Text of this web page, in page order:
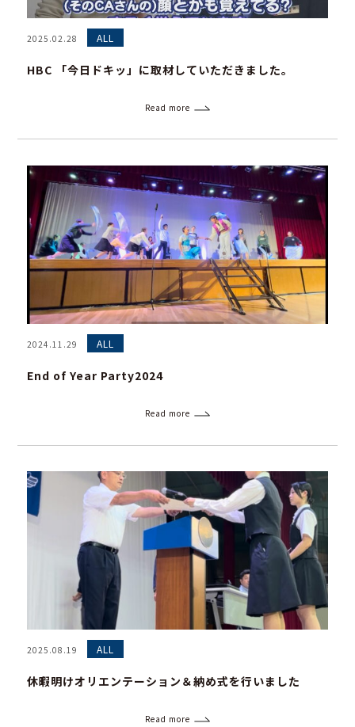
2025.02.28 ALL
HBC 「今日ドキッ」に取材していただきました。
Read more
2024.11.29 ALL
End of Year Party2024
Read more
2025.08.19 ALL
休暇明けオリエンテーション＆納め式を行いました
Read more